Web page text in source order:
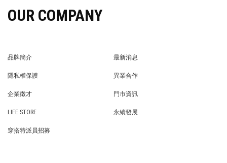
OUR COMPANY
品牌簡介
最新消息
隱私權保護
異業合作
企業徵才
門市資訊
LIFE STORE
永續發展
穿搭特派員招募